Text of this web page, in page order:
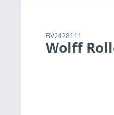
BV2428111
Wolff